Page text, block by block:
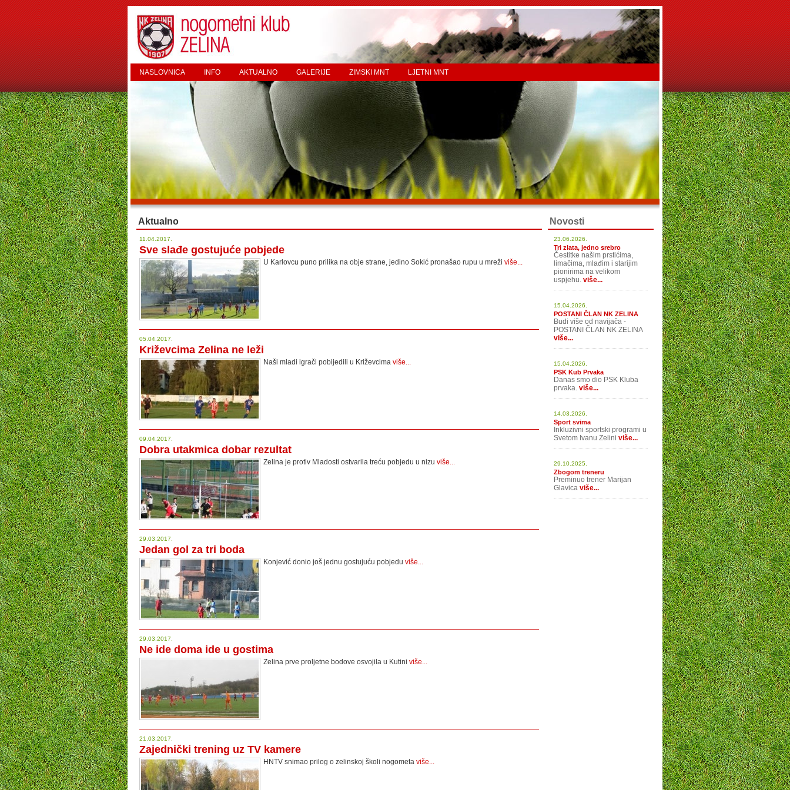
NASLOVNICA INFO AKTUALNO GALERIJE ZIMSKI MNT LJETNI MNT
Aktualno
11.04.2017.
Sve slađe gostujuće pobjede
U Karlovcu puno prilika na obje strane, jedino Sokić pronašao rupu u mreži više...
05.04.2017.
Križevcima Zelina ne leži
Naši mladi igrači pobijedili u Križevcima više...
09.04.2017.
Dobra utakmica dobar rezultat
Zelina je protiv Mladosti ostvarila treću pobjedu u nizu više...
29.03.2017.
Jedan gol za tri boda
Konjević donio još jednu gostujuću pobjedu više...
29.03.2017.
Ne ide doma ide u gostima
Zelina prve proljetne bodove osvojila u Kutini više...
21.03.2017.
Zajednički trening uz TV kamere
HNTV snimao prilog o zelinskoj školi nogometa više...
Novosti
23.06.2026.
Tri zlata, jedno srebro
Čestitke našim prstićima,
limačima, mlađim i starijim
pionirima na velikom
uspjehu. više...
15.04.2026.
POSTANI ČLAN NK ZELINA
Budi više od navijača -
POSTANI ČLAN NK ZELINA
više...
15.04.2026.
PSK Kub Prvaka
Danas smo dio PSK Kluba
prvaka. više...
14.03.2026.
Sport svima
Inkluzivni sportski programi u
Svetom Ivanu Zelini više...
29.10.2025.
Zbogom treneru
Preminuo trener Marijan
Glavica više...